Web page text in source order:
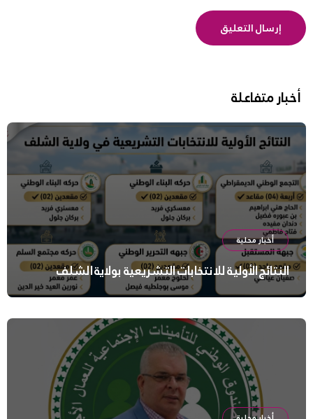
أخبار متفاعلة
أخبار محلية
النتائج الأولية للانتخابات التشريعية بولاية الشلف